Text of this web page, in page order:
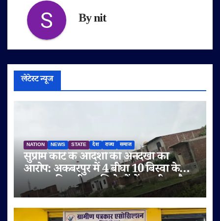
Bynit
लेटेस्ट न्यूज
NATION NEWS STATE देश राज्य समाज
सुप्रीम कोर्ट के आदेशों की अनदेखी का
आरोप: अकबरपुर में 4 बीघा 10 बिस्वा के
तालाब की जमीन अभिलेखों में बदली, अवैध
प्लॉटिंग का भी दावा